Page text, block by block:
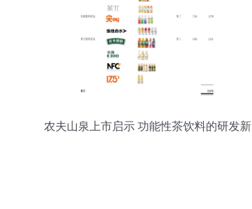
农夫山泉上市启示 功能性茶饮料的研发新